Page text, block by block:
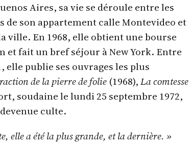
Aires, sa vie se déroule entre les
de son appartement calle Montevideo et
ville. En 1968, elle obtient une bourse
et fait un bref séjour à New York. Entre
elle publie ses ouvrages les plus
de la pierre de folie (1968),La comtesse
soudaine le lundi 25 septembre 1972,
culte.
elle a été la plus grande, et la dernière. »